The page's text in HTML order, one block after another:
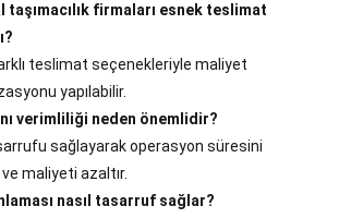
taşımacılık firmaları esnek teslimat
teslimat seçenekleriyle maliyet
yapılabilir.
verimliliği neden önemlidir?
sağlayarak operasyon süresini
ve maliyeti azaltır.
nasıl tasarruf sağlar?